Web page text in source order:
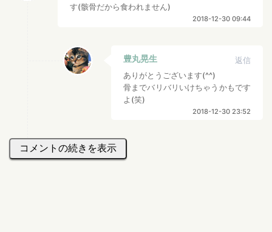
す(骸骨だから食われません)
2018-12-30 09:44
豊丸晃生
返信
ありがとうございます(^^)
骨までバリバリいけちゃうかもです
よ(笑)
2018-12-30 23:52
コメントの続きを表示